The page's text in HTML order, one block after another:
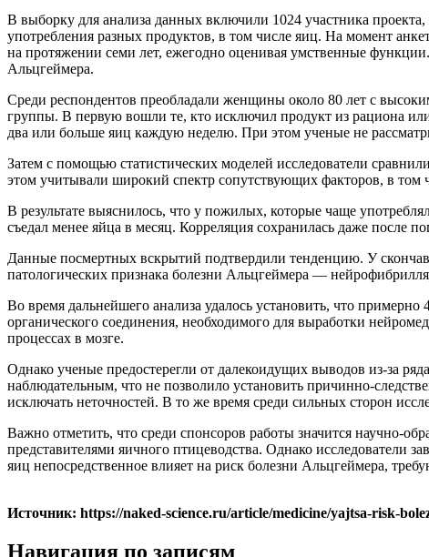
В выборку для анализа данных включили 1024 участника
употребления разных продуктов, в том числе яиц. На момент
на протяжении семи лет, ежегодно оценивая умственные
Альцгеймера.
Среди респондентов преобладали женщины около 80 лет с
группы. В первую вошли те, кто исключил продукт из рациона
два или больше яиц каждую неделю. При этом ученые не
Затем с помощью статистических моделей исследователи
этом учитывали широкий спектр сопутствующих факторов, в том
В результате выяснилось, что у пожилых, которые чаще
съедал менее яйца в месяц. Корреляция сохранилась даже после
Данные посмертных вскрытий подтвердили тенденцию. У
патологических признака болезни Альцгеймера —
Во время дальнейшего анализа удалось установить, что
органического соединения, необходимого для выработки
процессах в мозге.
Однако ученые предостерегли от далекоидущих выводов из-за
наблюдательным, что не позволило установить причинно-
исключать неточностей. В то же время среди сильных сторон
Важно отметить, что среди спонсоров работы значится научно-
представителями яичного птицеводства. Однако исследователи
яиц непосредственное влияет на риск болезни Альцгеймера,
Источник: https://naked-science.ru/article/medicine/yajtsa-risk-
Навигация по записям